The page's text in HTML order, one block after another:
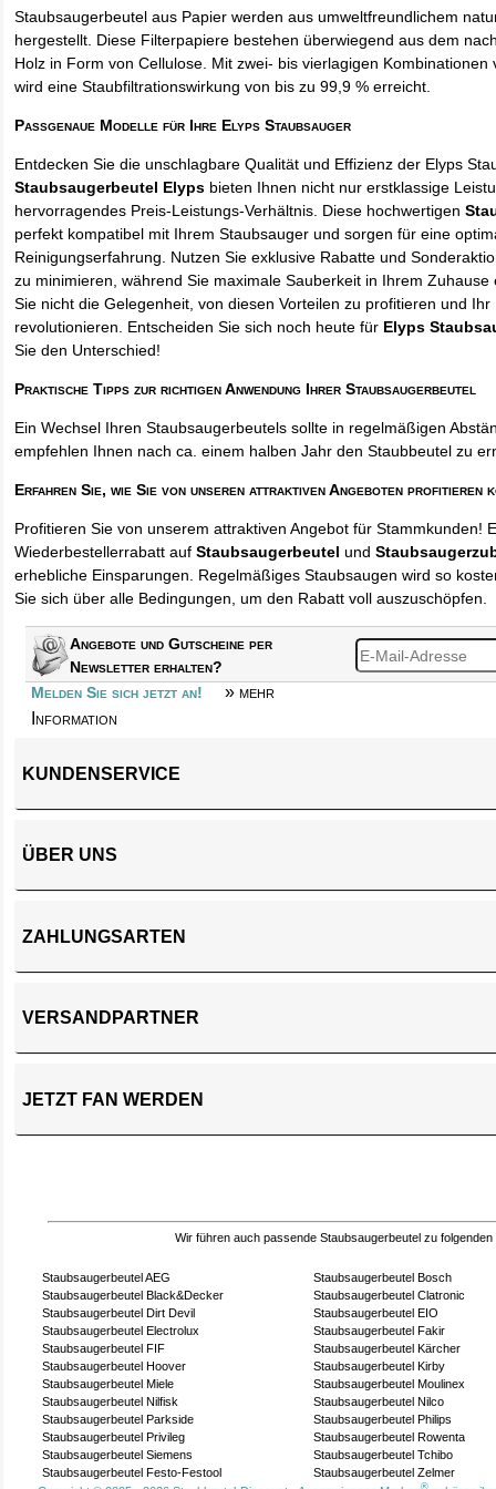
Staubsaugerbeutel aus Papier werden aus umweltfreundlichem
hergestellt. Diese Filterpapiere bestehen überwiegend aus dem
Holz in Form von Cellulose. Mit zwei- bis vierlagigen Kombinationen
wird eine Staubfiltrationswirkung von bis zu 99,9 % erreicht.
Passgenaue Modelle für Ihre Elyps Staubsauger
Entdecken Sie die unschlagbare Qualität und Effizienz der Elyps
Staubsaugerbeutel Elyps bieten Ihnen nicht nur erstklassige
hervorragendes Preis-Leistungs-Verhältnis. Diese hochwertigen
perfekt kompatibel mit Ihrem Staubsauger und sorgen für eine
Reinigungserfahrung. Nutzen Sie exklusive Rabatte und
zu minimieren, während Sie maximale Sauberkeit in Ihrem Zuhause
Sie nicht die Gelegenheit, von diesen Vorteilen zu profitieren und
revolutionieren. Entscheiden Sie sich noch heute für Elyps
Sie den Unterschied!
Praktische Tipps zur richtigen Anwendung Ihrer Staubsaugerbeutel
Ein Wechsel Ihren Staubsaugerbeutels sollte in regelmäßigen
empfehlen Ihnen nach ca. einem halben Jahr den Staubbeutel zu
Erfahren Sie, wie Sie von unseren attraktiven Angeboten profitieren
Profitieren Sie von unserem attraktiven Angebot für Stammkunden!
Wiederbestellerrabatt aufStaubsaugerbeutel und
erhebliche Einsparungen. Regelmäßiges Staubsaugen wird so
Sie sich über alle Bedingungen, um den Rabatt voll auszuschöpfen.
Angebote und Gutscheine per
Newsletter erhalten?
Melden Sie sich jetzt an!
» mehr
Information
KUNDENSERVICE
ÜBER UNS
ZAHLUNGSARTEN
VERSANDPARTNER
JETZT FAN WERDEN
Wir führen auch passende Staubsaugerbeutel zu folgenden
Staubsaugerbeutel AEG
Staubsaugerbeutel Bosch
Staubsaugerbeutel Black&Decker
Staubsaugerbeutel Clatronic
Staubsaugerbeutel Dirt Devil
Staubsaugerbeutel EIO
Staubsaugerbeutel Electrolux
Staubsaugerbeutel Fakir
Staubsaugerbeutel FIF
Staubsaugerbeutel Kärcher
Staubsaugerbeutel Hoover
Staubsaugerbeutel Kirby
Staubsaugerbeutel Miele
Staubsaugerbeutel Moulinex
Staubsaugerbeutel Nilfisk
Staubsaugerbeutel Nilco
Staubsaugerbeutel Parkside
Staubsaugerbeutel Philips
Staubsaugerbeutel Privileg
Staubsaugerbeutel Rowenta
Staubsaugerbeutel Siemens
Staubsaugerbeutel Tchibo
Staubsaugerbeutel Festo-Festool
Staubsaugerbeutel Zelmer
®